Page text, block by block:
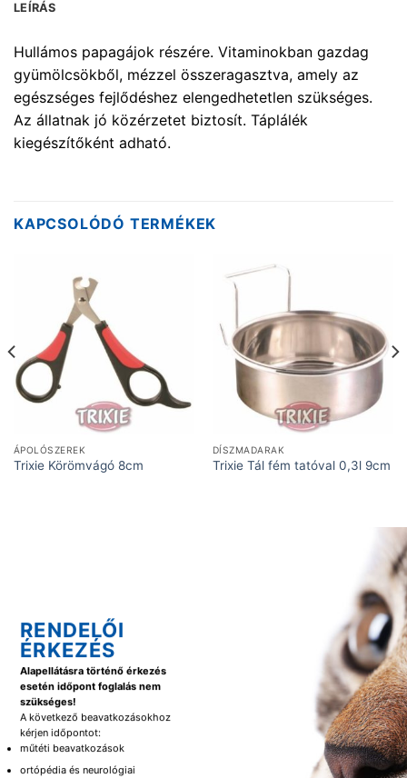
LEÍRÁS
Hullámos papagájok részére . Vitaminokban gazdag
gyümölcsökből, mézzel összeragasztva, amely az
egészséges fejlődéshez elengedhetetlen szükséges.
Az állatnak jó közérzetet biztosít. Táplálék
kiegészítőként adható.
KAPCSOLÓDÓ TERMÉKEK
ÁPOLÓSZEREK
Trixie Körömvágó 8cm
DÍSZMADARAK
Trixie Tál fém tatóval 0,3l 9cm
RENDELŐI
ÉRKEZÉS
Alapellátásra történő érkezés
esetén időpont foglalás nem
szükséges!
A következő beavatkozásokhoz
kérjen időpontot:
műtéti beavatkozások
ortópédia és neurológiai